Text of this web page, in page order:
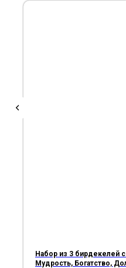
Набор из 3 бирдекелей
Мудрость, Богатство,